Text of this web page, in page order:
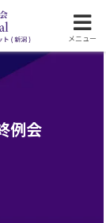
例会
メニュー